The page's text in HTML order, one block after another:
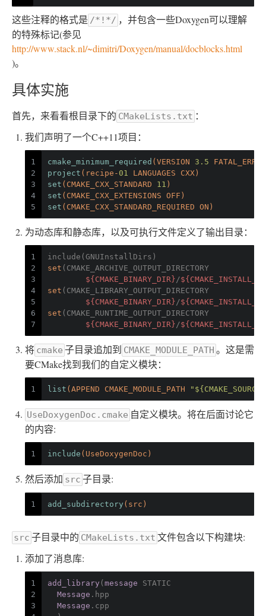
这些注释的格式是 /*!*/ ，并包含一些Doxygen可以理解
的特殊标记(参见
http://www.stack.nl/~dimitri/Doxygen/manual/docblocks.html
)。
具体实施
首先，来看看根目录下的 CMakeLists.txt ：
我们声明了一个C++11项目：
1
2
3
4
5
cmake_minimum_required (VERSION 3.5
project (recipe- 01 LANGUAGES CXX)
set (CMAKE_CXX_STANDARD 11 )
set (CMAKE_CXX_EXTENSIONS OFF)
set (CMAKE_CXX_STANDARD_REQUIRED ON)
为动态库和静态库，以及可执行文件定义了输出目录：
1
2
3
4
5
6
7
include(GNUInstallDirs)
set (CMAKE_ARCHIVE_OUTPUT_DIRECTORY
${CMAKE_BINARY_DIR} /
set (CMAKE_LIBRARY_OUTPUT_DIRECTORY
${CMAKE_BINARY_DIR} /
set (CMAKE_RUNTIME_OUTPUT_DIRECTORY
${CMAKE_BINARY_DIR} /
将 cmake 子目录追加到 CMAKE_MODULE_PATH 。这是需
要CMake找到我们的自定义模块：
1 list (APPEND CMAKE_MODULE_PATH
UseDoxygenDoc.cmake 自定义模块。将在后面讨论它
的内容:
1 include (UseDoxygenDoc)
然后添加 src 子目录:
1 add_subdirectory (src)
src 子目录中的 CMakeLists.txt 文件包含以下构建块:
添加了消息库:
1
2
3
add_library ( message STATIC
Message .hpp
Message .cpp